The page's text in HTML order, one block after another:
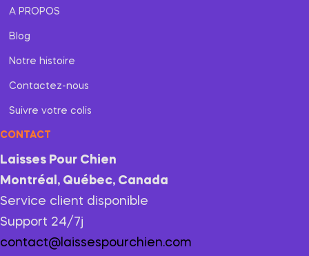
A PROPOS
Blog
Notre histoire
Contactez-nous
Suivre votre colis
CONTACT
Laisses Pour Chien
Montréal, Québec, Canada
Service client disponible
Support 24/7j
contact@laissespourchien.com